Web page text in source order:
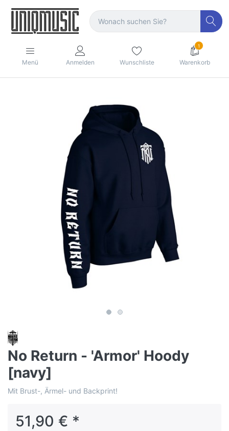
Menü Anmelden Wunschliste
1
Warenkorb
No Return - 'Armor' Hoody
[navy]
Mit Brust-, Ärmel- und Backprint!
51,90 € *